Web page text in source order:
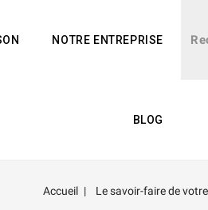
NOTRE ENTREPRISE
BLOG
Accueil Le savoir-faire de